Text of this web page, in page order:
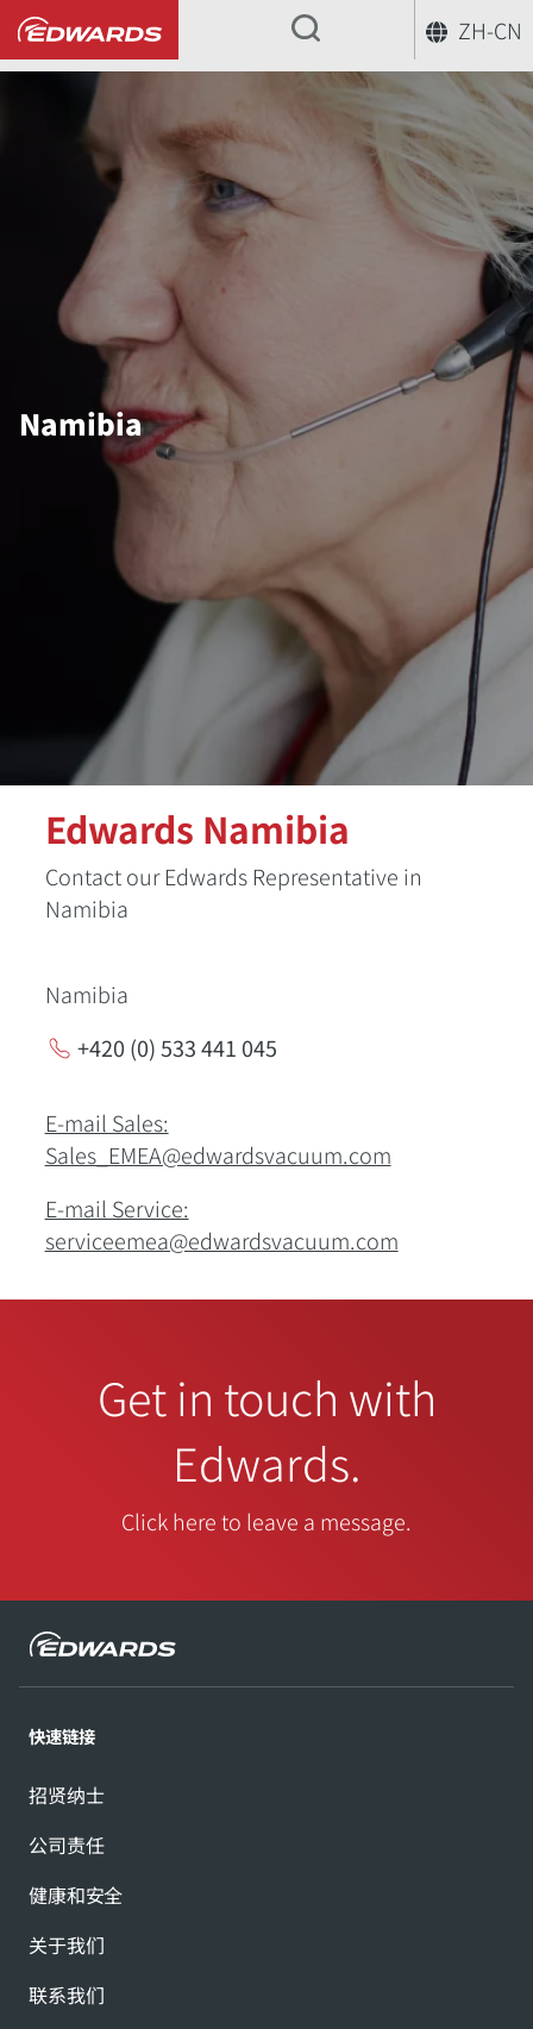
ZH-CN
...
Namibia
Edwards Namibia
Contact our Edwards Representative in
Namibia
Namibia
+420 (0) 533 441 045
E-mail Sales:
Sales_EMEA@edwardsvacuum.com
E-mail Service:
serviceemea@edwardsvacuum.com
Get in touch with
Edwards.
Click here to leave a message.
快速链接
招贤纳士
公司责任
健康和安全
关于我们
联系我们